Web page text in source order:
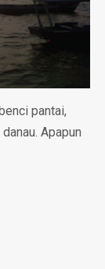
pantai,
Apapun